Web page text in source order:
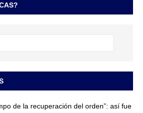
de la recuperación del orden”: así fue